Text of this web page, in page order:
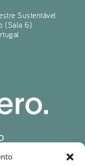
Sustentável
(Sala 6)